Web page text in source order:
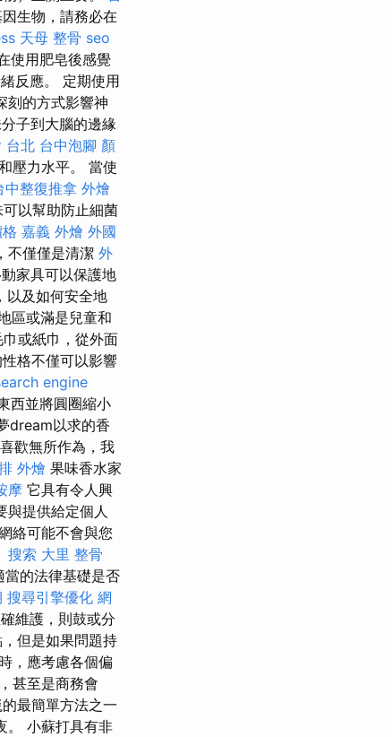
生物，請務必在
天母 整骨 seo
使用肥皂後感覺
反應。 定期使用
刻的方式影響神
子到大腦的邊緣
台北 台中泡腳 顏
壓力水平。 當使
中整復推拿 外燴
以幫助防止細菌
嘉義 外燴 外國
不僅僅是清潔 外
家具可以保護地
以及如何安全地
區或滿是兒童和
或紙巾，從外面
格不僅可以影響
engine
西並將圓圈縮小
dream以求的香
歡無所作為，我
外燴 果味香水家
摩 它具有令人興
提供給定個人
絡可能不會與您
搜索 大里 整骨
的法律基礎是否
搜尋引擎優化 網
維護，則鼓或分
但是如果問題持
，應考慮各個偏
甚至是商務會
最簡單方法之一
。 小蘇打具有非